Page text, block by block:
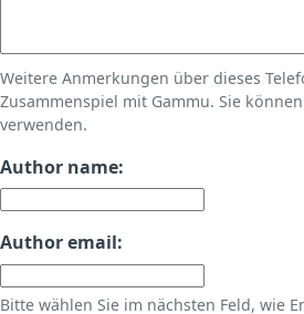
Weitere Anmerkungen über dieses
Zusammenspiel mit Gammu. Sie können
verwenden.
Author name:
Author email:
Bitte wählen Sie im nächsten Feld, wie